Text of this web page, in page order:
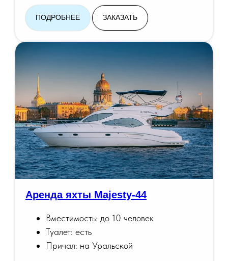
ПОДРОБНЕЕ ЗАКАЗАТЬ
Аренда яхты Majesty-44
Вместимость: до 10 человек
Туалет: есть
Причал: на Уральской